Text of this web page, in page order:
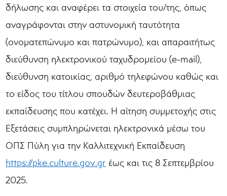
δήλωσης και αναφέρει τα στοιχεία του/της, όπως
αναγράφονται στην αστυνομική ταυτότητα
(ονοματεπώνυμο και πατρώνυμο), και απαραιτήτως
διεύθυνση ηλεκτρονικού ταχυδρομείου (e-mail),
διεύθυνση κατοικίας, αριθμό τηλεφώνου καθώς και
το είδος του τίτλου σπουδών δευτεροβάθμιας
εκπαίδευσης που κατέχει. Η αίτηση συμμετοχής στις
Εξετάσεις συμπληρώνεται ηλεκτρονικά μέσω του
ΟΠΣ Πύλη για την Καλλιτεχνική Εκπαίδευση
https://pke.culture.gov.gr έως και τις 8 Σεπτεμβρίου
2025.